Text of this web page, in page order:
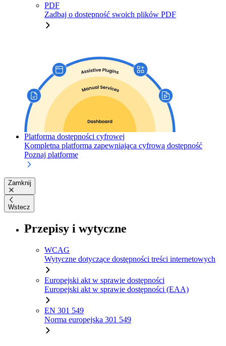
PDF
Zadbaj o dostępność swoich plików PDF
Platforma dostępności cyfrowej
Kompletna platforma zapewniająca cyfrową dostępność
Poznaj platformę
Zamknij
Wstecz
Przepisy i wytyczne
WCAG
Wytyczne dotyczące dostępności treści internetowych
Europejski akt w sprawie dostępności
Europejski akt w sprawie dostępności (EAA)
EN 301 549
Norma europejska 301 549